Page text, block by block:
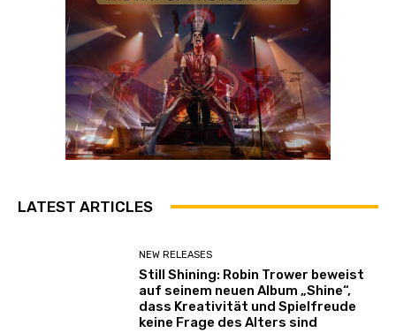
LATEST ARTICLES
NEW RELEASES
Still Shining: Robin Trower beweist
auf seinem neuen Album „Shine“,
dass Kreativität und Spielfreude
keine Frage des Alters sind